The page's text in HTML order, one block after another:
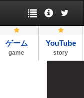
ゲーム
game
YouTube
story